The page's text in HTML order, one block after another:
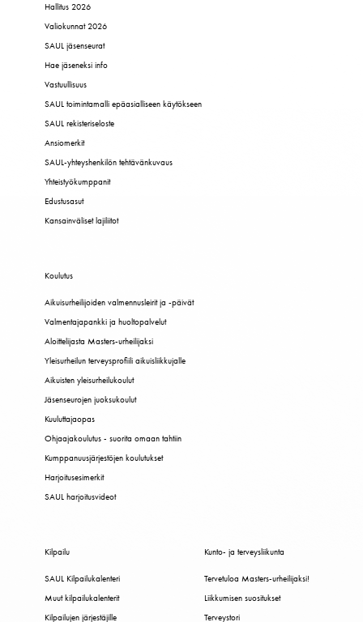
Hallitus 2026
Valiokunnat 2026
SAUL jäsenseurat
Hae jäseneksi info
Vastuullisuus
SAUL toimintamalli epäasialliseen käytökseen
SAUL rekisteriseloste
Ansiomerkit
SAUL-yhteyshenkilön tehtävänkuvaus
Yhteistyökumppanit
Edustusasut
Kansainväliset lajiliitot
Koulutus
Aikuisurheilijoiden valmennusleirit ja -päivät
Valmentajapankki ja huoltopalvelut
Aloittelijasta Masters-urheilijaksi
Yleisurheilun terveysprofiili aikuisliikkujalle
Aikuisten yleisurheilukoulut
Jäsenseurojen juoksukoulut
Kuuluttajaopas
Ohjaajakoulutus - suorita omaan tahtiin
Kumppanuusjärjestöjen koulutukset
Harjoitusesimerkit
SAUL harjoitusvideot
Kilpailu
SAUL Kilpailukalenteri
Muut kilpailukalenterit
Kilpailujen järjestäjille
Kunto- ja terveysliikunta
Tervetuloa Masters-urheilijaksi!
Liikkumisen suositukset
Terveystori